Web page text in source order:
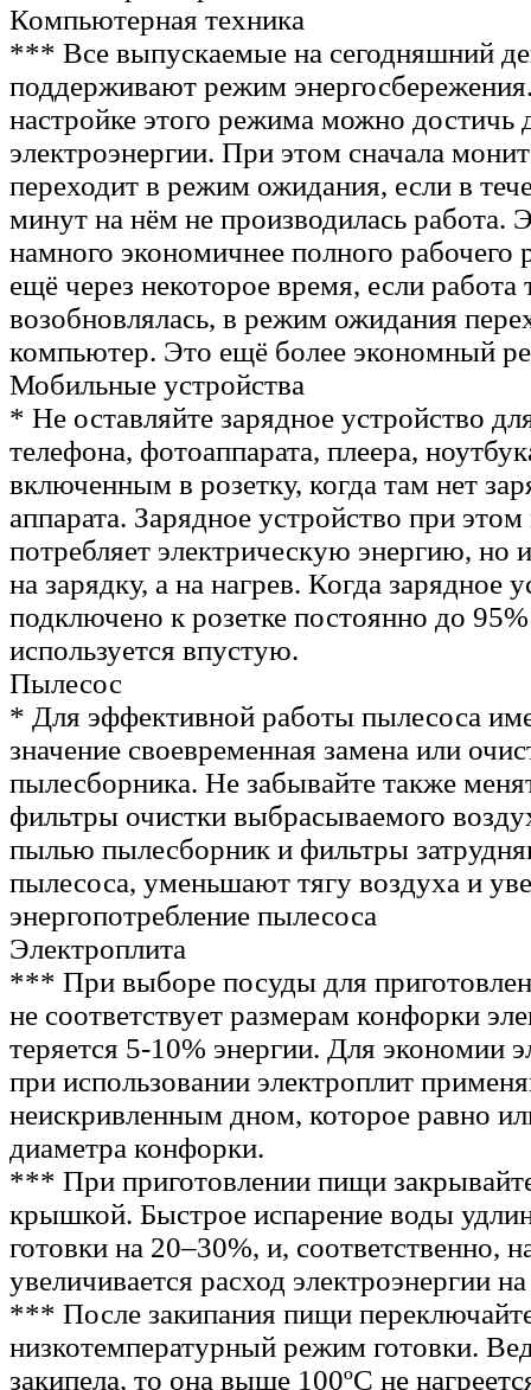
Компьютерная техника
*** Все выпускаемые на сегодняшний
поддерживают режим
настройке этого режима можно достичь
электроэнергии. При этом сначала
переходит в режим ожидания, если в
минут на нём не производилась работа.
намного экономичнее полного
ещё через некоторое время, если работа
возобновлялась, в режим ожидания
компьютер. Это ещё более экономный
Мобильные устройства
* Не оставляйте зарядное устройство
телефона, фотоаппарата, плеера,
включенным в розетку, когда там нет
аппарата. Зарядное устройство при этом
потребляет электрическую энергию, но
на зарядку, а на нагрев. Когда зарядное
подключено к розетке постоянно до
используется впустую.
Пылесос
* Для эффективной работы пылесоса
значение своевременная замена или
пылесборника. Не забывайте также
фильтры очистки выбрасываемого
пылью пылесборник и фильтры
пылесоса, уменьшают тягу воздуха и
энергопотребление пылесоса
Электроплита
*** При выборе посуды для
не соответствует размерам конфорки
теряется 5-10% энергии. Для экономии
при использовании электроплит
неискривленным дном, которое равно
диаметра конфорки.
*** При приготовлении пищи
крышкой. Быстрое испарение воды
готовки на 20–30%, и, соответственно,
увеличивается расход электроэнергии
*** После закипания пищи
низкотемпературный режим готовки.
закипела, то она выше 100ºС не